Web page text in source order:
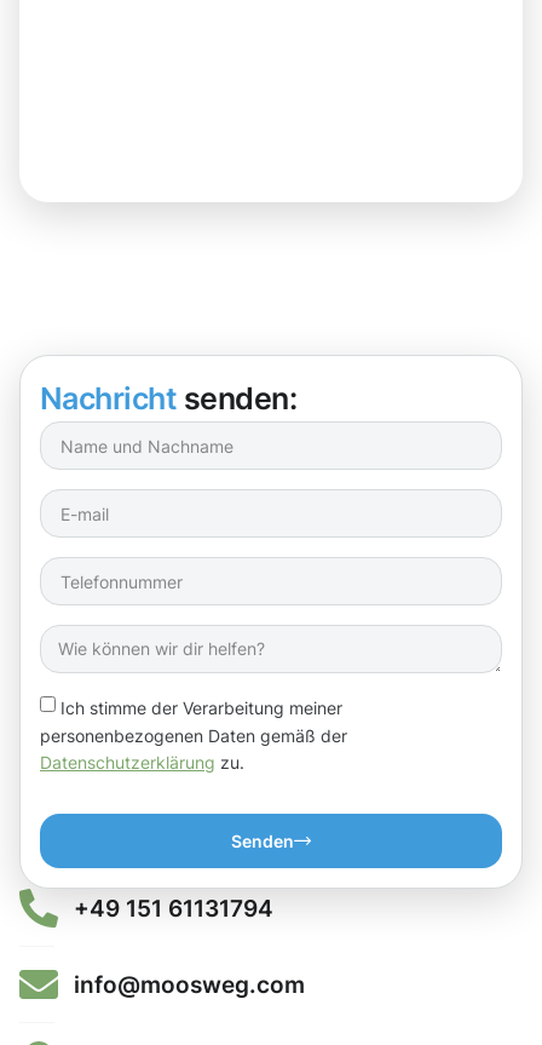
Nachricht senden:
Ich stimme der Verarbeitung meiner
personenbezogenen Daten gemäß der
Datenschutzerklärung zu.
Senden
+49 151 61131794
info@moosweg.com